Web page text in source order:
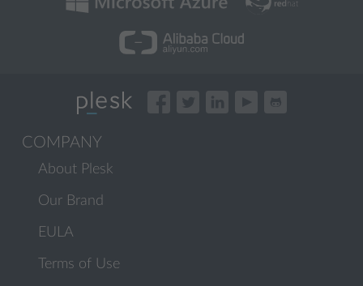
COMPANY
About Plesk
Our Brand
EULA
Terms of Use